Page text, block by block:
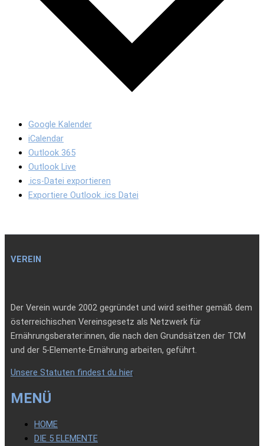
Google Kalender
iCalendar
Outlook 365
Outlook Live
.ics-Datei exportieren
Exportiere Outlook .ics Datei
VEREIN
Der Verein wurde 2002 gegründet und wird seither gemäß dem
österreichischen Vereinsgesetz als Netzwerk für
Ernährungsberater:innen, die nach den Grundsätzen der TCM
und der 5-Elemente-Ernährung arbeiten, geführt.
Unsere Statuten findest du hier.
MENÜ
HOME
DIE 5 ELEMENTE